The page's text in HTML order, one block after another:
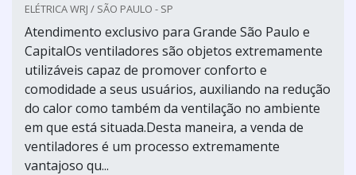
ELÉTRICA WRJ / SÃO PAULO - SP
Atendimento exclusivo para Grande São Paulo e
CapitalOs ventiladores são objetos extremamente
utilizáveis capaz de promover conforto e
comodidade a seus usuários, auxiliando na redução
do calor como também da ventilação no ambiente
em que está situada.Desta maneira, a venda de
ventiladores é um processo extremamente
vantajoso qu...